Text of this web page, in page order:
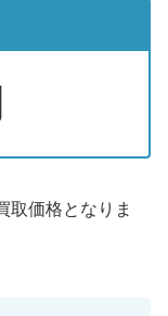
取価格となりま